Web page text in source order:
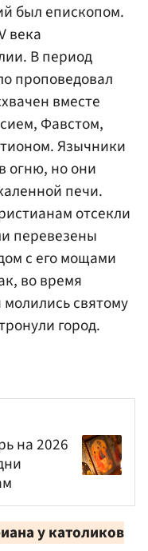
был епископом.
века
В период
проповедовал
вместе
Фавстом,
Язычники
огню, но они
печи.
отсекли
перевезены
с его мощами
во время
святому
город.
на 2026
у католиков